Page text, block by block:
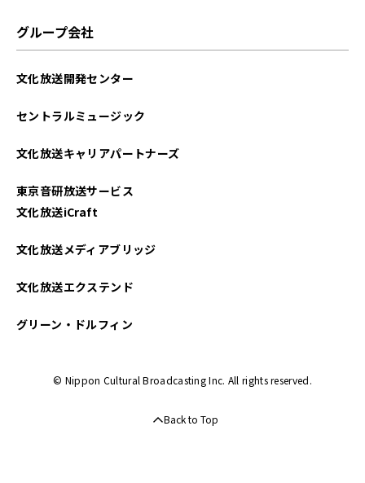
グループ会社
文化放送開発センター
セントラルミュージック
文化放送キャリアパートナーズ
東京音研放送サービス
文化放送iCraft
文化放送メディアブリッジ
文化放送エクステンド
グリーン・ドルフィン
© Nippon Cultural Broadcasting Inc. All rights reserved.
Back to Top